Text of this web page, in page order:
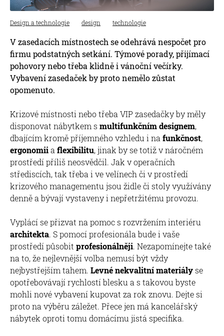
Design a technologie design technologie
V zasedacích místnostech se odehrává nespočet pro
firmu podstatných setkání. Týmové porady, přijímací
pohovory nebo třeba klidně i vánoční večírky.
Vybavení zasedaček by proto nemělo zůstat
opomenuto.
Krizové místnosti nebo třeba VIP zasedačky by měly
disponovat nábytkem s multifunkčním designem,
dbajícím kromě příjemného vzhledu i na funkčnost,
ergonomiia flexibilitu, jinak by se totiž v náročném
prostředí příliš neosvědčil. Jak v operačních
střediscích, tak třeba i ve velínech či v prostředí
krizového managementu jsou židle či stoly využívány
denně a bývají vystaveny i nepřetržitému provozu.
Vyplácí se přizvat na pomoc s rozvržením interiéru
architekta. S pomocí profesionála bude i vaše
prostředí působit profesionálněji. Nezapomínejte také
na to, že nejlevnější volba nemusí být vždy
nejbystřejším tahem. Levné nekvalitní materiályse
opotřebovávají rychlostí blesku a s takovou byste
mohli nové vybavení kupovat za rok znovu. Dejte si
proto na výběru záležet. Přece jen má kancelářský
nábytek oproti tomu domácímu jistá specifika.